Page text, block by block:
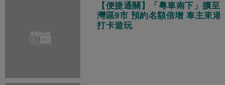
【便捷通關】「粵車南下」擴至
灣區9市 預約名額倍增 車主來港
打卡遊玩